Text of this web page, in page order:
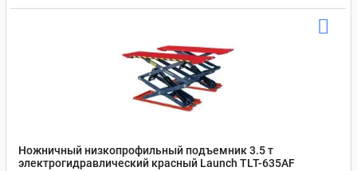
Ножничный низкопрофильный подъемник 3.5 т
электрогидравлический красный Launch TLT-635AF